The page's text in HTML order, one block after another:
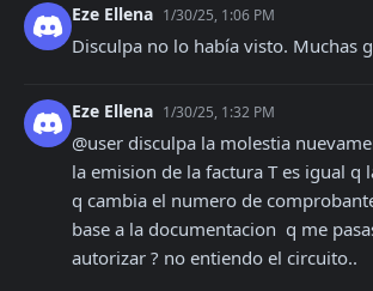
Eze Ellena 1/30/25, 1:06 PM
Disculpa no lo había visto. Muchas
Eze Ellena 1/30/25, 1:32 PM
@user disculpa la molestia
la emision de la factura T es igual q
q cambia el numero de
base a la documentacion  q me
autorizar ? no entiendo el circuito..